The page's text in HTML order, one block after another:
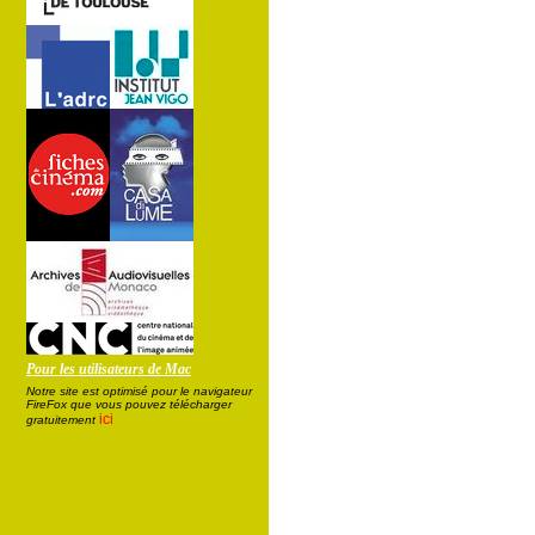
Pour les utilisateurs de Mac
Notre site est optimisé pour le navigateur
FireFox que vous pouvez télécharger
gratuitement ici